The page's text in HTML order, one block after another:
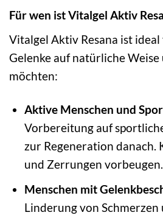
Für wen ist Vitalgel Aktiv
Vitalgel Aktiv Resana ist
Gelenke auf natürliche
möchten:
Aktive Menschen und
Vorbereitung auf
zur Regeneration danach.
und Zerrungen vorbeugen.
Menschen mit
Linderung von Schmerzen